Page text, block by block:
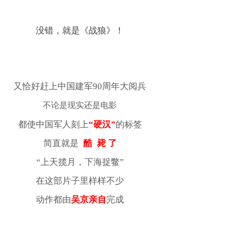
没错，就是《战狼》！
又恰好赶上中国建军90周年大阅兵
不论是现实还是电影
都使中国军人刻上“硬汉”的标签
简直就是 酷 毙 了
“上天揽月，下海捉鳖”
在这部片子里样样不少
动作都由吴京亲自完成